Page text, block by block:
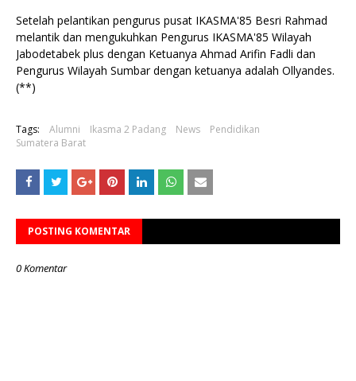
Setelah pelantikan pengurus pusat IKASMA'85 Besri Rahmad
melantik dan mengukuhkan Pengurus IKASMA'85 Wilayah
Jabodetabek plus dengan Ketuanya Ahmad Arifin Fadli dan
Pengurus Wilayah Sumbar dengan ketuanya adalah Ollyandes.
(**)
Tags: Alumni Ikasma 2 Padang News
Pendidikan
Sumatera Barat
POSTING KOMENTAR
0 Komentar